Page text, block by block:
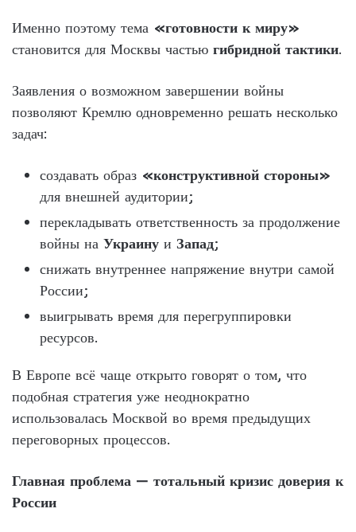
Именно поэтому тема «готовности к миру»
становится для Москвы частью гибридной тактики.
Заявления о возможном завершении войны
позволяют Кремлю одновременно решать несколько
задач:
создавать образ «конструктивной стороны»
для внешней аудитории;
перекладывать ответственность за продолжение
войны на Украину и Запад;
снижать внутреннее напряжение внутри самой
России;
выигрывать время для перегруппировки
ресурсов.
В Европе всё чаще открыто говорят о том, что
подобная стратегия уже неоднократно
использовалась Москвой во время предыдущих
переговорных процессов.
Главная проблема — тотальный кризис доверия к
России